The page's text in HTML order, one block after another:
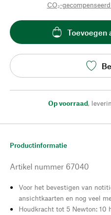
CO₂-
Toevoegen
Op voorraad,
Productinformatie
Artikel nummer 67040
Voor het bevestigen van
ansichtkaarten en nog veel
Houdkracht tot 5 Newton: 10